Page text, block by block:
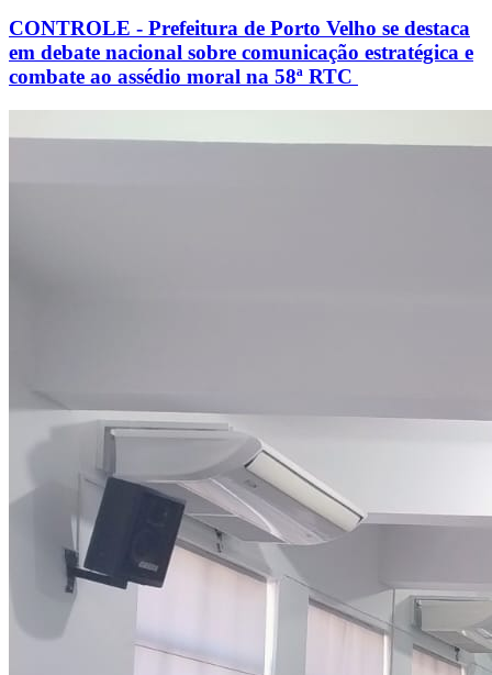
CONTROLE - Prefeitura de Porto Velho se destaca
em debate nacional sobre comunicação estratégica e
combate ao assédio moral na 58ª RTC